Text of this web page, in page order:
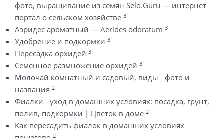
фото, выращивание из семян Selo.Guru — интернет
портал о сельском хозяйстве 3
Аэридес ароматный — Aerides odoratum 3
Удобрение и подкормки 3
Пересадка орхидей 3
Семенное размножение орхидей 3
Молочай комнатный и садовый, виды - фото и
названия 2
Фиалки - уход в домашних условиях: посадка, грунт,
полив, подкормки | Цветок в доме 2
Как пересадить фиалок в домашних условиях
2